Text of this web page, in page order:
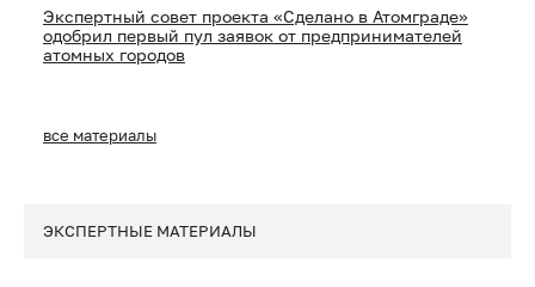
Экспертный совет проекта «Сделано в Атомграде»
одобрил первый пул заявок от предпринимателей
атомных городов
все материалы
ЭКСПЕРТНЫЕ МАТЕРИАЛЫ